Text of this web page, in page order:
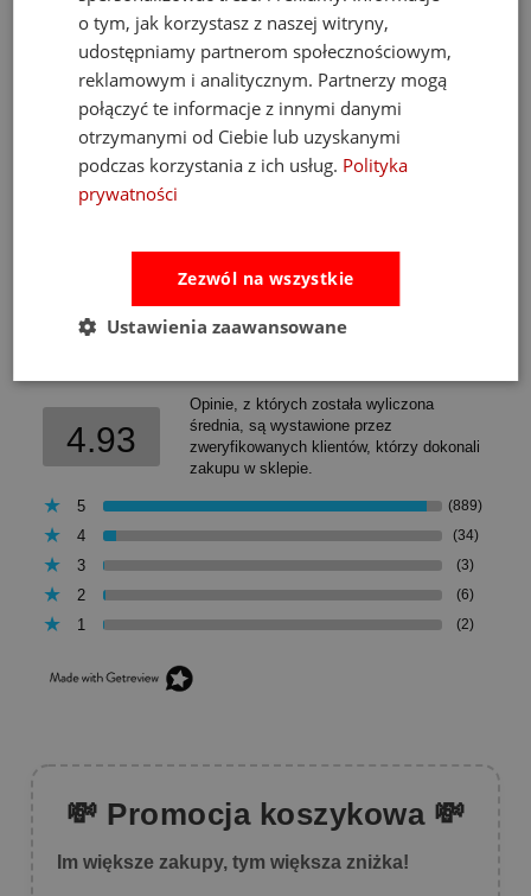
489,00 zł
Cena regularna:
Najniższa cena:469,00 zł
do koszyka
Pytania i odpowiedzi
4.93
Opinie, z których została wyliczona
średnia, są wystawione przez
zweryfikowanych klientów, którzy dokonali
zakupu w sklepie.
5 (889)
4 (34)
3 (3)
2 (6)
1 (2)
💸 Promocja koszykowa 💸
Im większe zakupy, tym większa zniżka!
o tym, jak korzystasz z naszej witryny,
udostępniamy partnerom społecznościowym,
reklamowym i analitycznym. Partnerzy mogą
połączyć te informacje z innymi danymi
otrzymanymi od Ciebie lub uzyskanymi
podczas korzystania z ich usług. Polityka
prywatności
Zezwól na wszystkie
Ustawienia zaawansowane